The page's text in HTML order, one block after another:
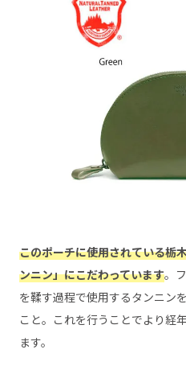
このポーチに使用されている栃
ンニン」にこだわっています。
を鞣す過程で使用するタンニン
こと。これを行うことでより経
ます。